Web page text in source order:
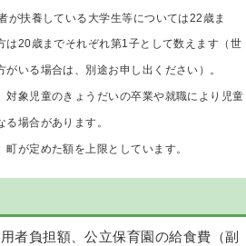
扶養している大学生等については22歳ま
は20歳までそれぞれ第1子として数えます（世
いる場合は、別途お申し出ください）。
象児童のきょうだいの卒業や就職により児童
場合があります。
が定めた額を上限としています。
者負担額、公立保育園の給食費（副